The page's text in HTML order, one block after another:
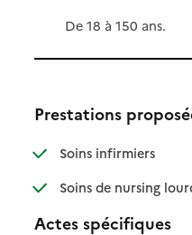
De 18 à 150 ans.
Prestations
Soins infirmiers: disponible
: non
Soins de nursing :
:
Actes spécifiques